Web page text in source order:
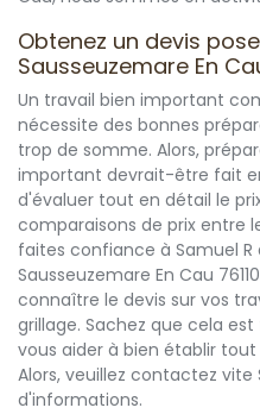
Obtenez un devis
Sausseuzemare En
Un travail bien important
nécessite des bonnes
trop de somme. Alors,
important devrait-être fait
d'évaluer tout en détail le
comparaisons de prix entre
faites confiance à Samuel R
Sausseuzemare En Cau
connaître le devis sur vos
grillage. Sachez que cela
vous aider à bien établir
Alors, veuillez contactez vite
d'informations.